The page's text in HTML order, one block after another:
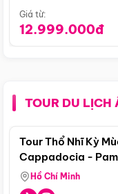
Giá từ:
12.999.000đ
TOUR DU
Tour Thổ Nhĩ Kỳ
Cappadocia -
Hồ Chí Minh